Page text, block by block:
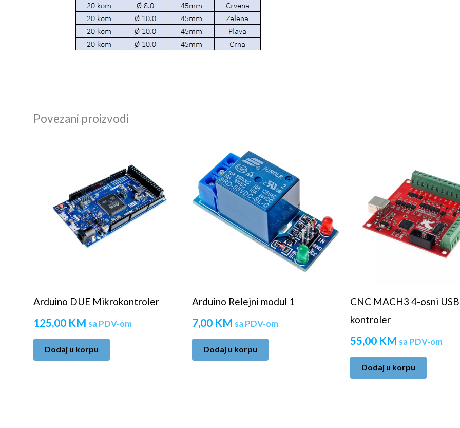
Povezani proizvodi
Arduino DUE Mikrokontroler
125,00 KM sa PDV-om
Dodaj u korpu
Arduino Relejni modul 1
7,00 KM sa PDV-om
Dodaj u korpu
CNC MACH3 4-osni USB
kontroler
55,00 KM sa PDV-om
Dodaj u korpu